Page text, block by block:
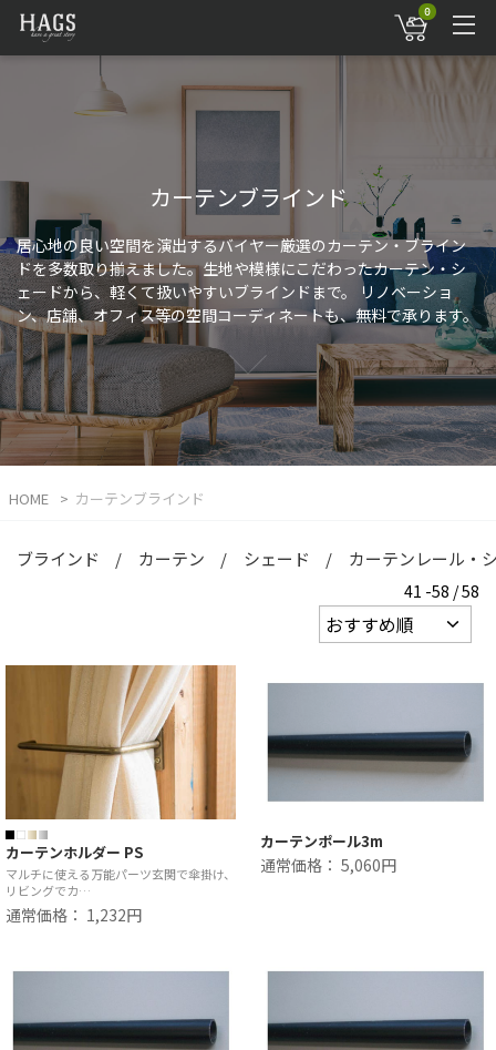
0
カーテンブラインド
居心地の良い空間を演出するバイヤー厳選のカーテン・ブライン
ドを多数取り揃えました。生地や模様にこだわったカーテン・シ
ェードから、軽くて扱いやすいブラインドまで。 リノベーショ
ン、店舗、オフィス等の空間コーディネートも、無料で承ります。
HOME カーテンブラインド
ブラインド カーテン シェード カーテンレール・
41 -58 / 58
カーテンホルダー PS
マルチに使える万能パーツ玄関で傘掛け、
リビングでカ…
通常価格： 1,232円
カーテンポール3m
通常価格： 5,060円